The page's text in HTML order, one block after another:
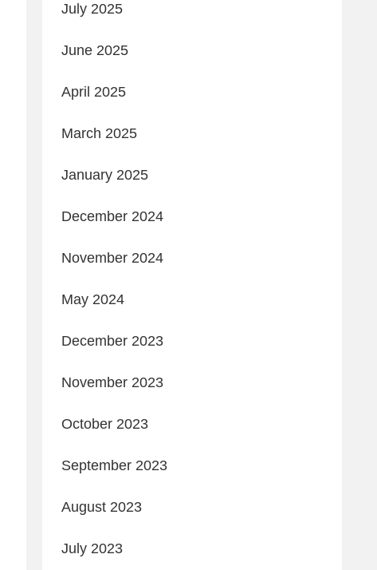
July 2025
June 2025
April 2025
March 2025
January 2025
December 2024
November 2024
May 2024
December 2023
November 2023
October 2023
September 2023
August 2023
July 2023